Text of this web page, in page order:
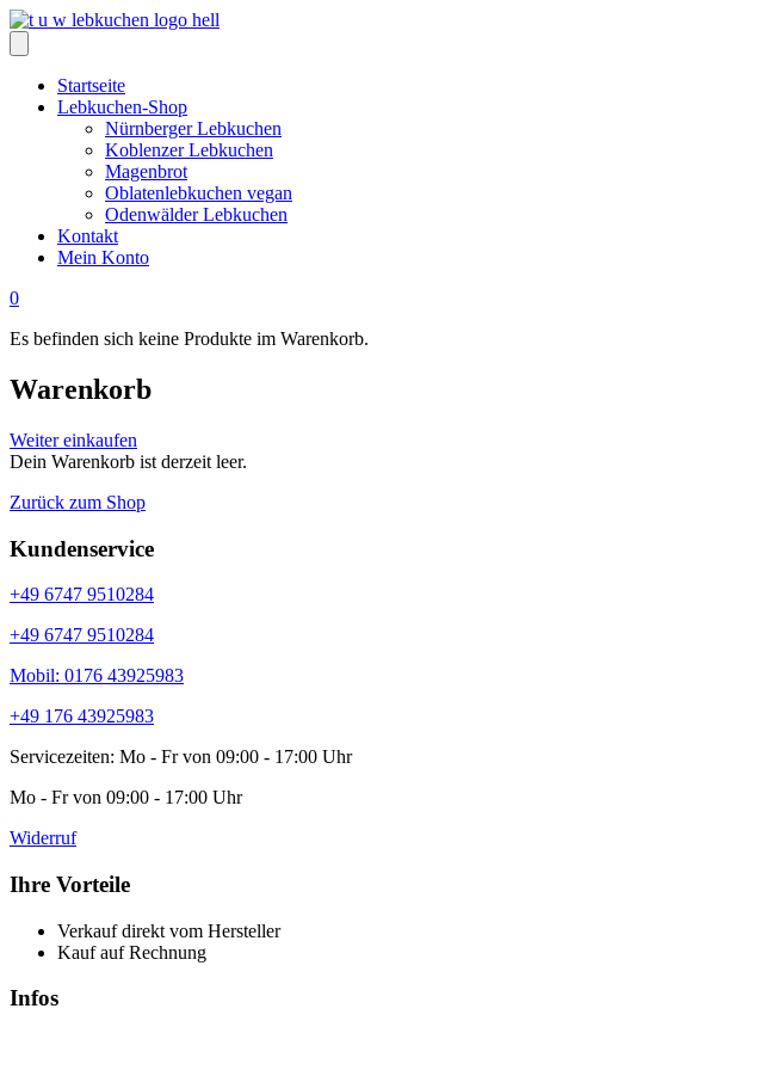
Zum
Inhalt
springen
Startseite
Lebkuchen-Shop
Nürnberger Lebkuchen
Koblenzer Lebkuchen
Magenbrot
Oblatenlebkuchen vegan
Odenwälder Lebkuchen
Kontakt
Mein Konto
0
Es befinden sich keine Produkte im Warenkorb.
Warenkorb
Weiter einkaufen
Dein Warenkorb ist derzeit leer.
Zurück zum Shop
Kundenservice
+49 6747 9510284
+49 6747 9510284
Mobil: 0176 43925983
+49 176 43925983
Servicezeiten: Mo - Fr von 09:00 - 17:00 Uhr
Mo - Fr von 09:00 - 17:00 Uhr
Widerruf
Ihre Vorteile
Verkauf direkt vom Hersteller
Kauf auf Rechnung
Infos